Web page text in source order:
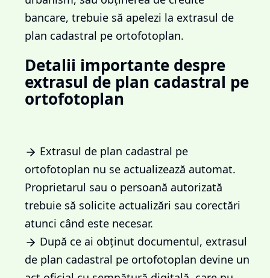
bancare, trebuie să apelezi la extrasul de
plan cadastral pe ortofotoplan.
Detalii importante despre
extrasul de plan cadastral pe
ortofotoplan
Extrasul de plan cadastral pe
ortofotoplan nu se actualizează automat.
Proprietarul sau o persoană autorizată
trebuie să solicite actualizări sau corectări
atunci când este necesar.
După ce ai obținut documentul, extrasul
de plan cadastral pe ortofotoplan devine un